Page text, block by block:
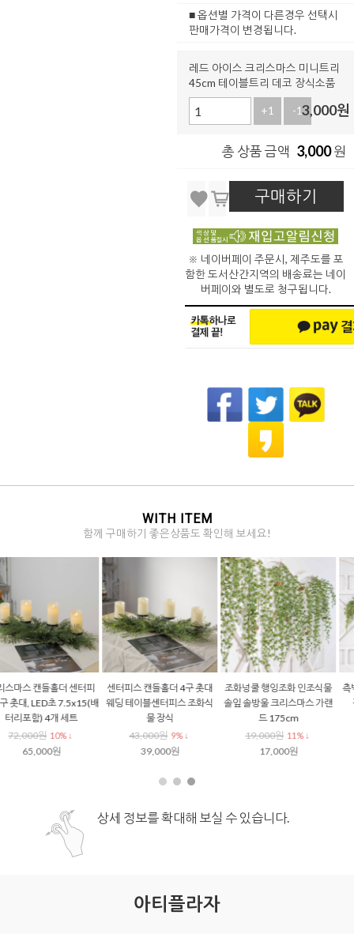
■ 옵션별 가격이 다른경우 선택시
판매가격이 변경됩니다.
레드 아이스 크리스마스 미니트리
45cm 테이블트리 데코 장식소품
+1 -13,000원
총 상품 금액 3,000원
구매하기
※ 네이버페이 주문시, 제주도를 포
함한 도서산간지역의 배송료는 네이
버페이와 별도로 청구됩니다.
WITH ITEM
함께 구매하기 좋은상품도 확인해 보세요!
센터피스 캔들홀더 4구 촛대
웨딩 테이블센터피스 조화식
물 장식
43,000원 9% ↓
39,000원
조화넝쿨 행잉조화 인조식물
솔잎 솔방울 크리스마스 가랜
드 175cm
19,000원 11% ↓
17,000원
측백나무 행잉조화 갈란드 벽
장식조화 스웨그 70cm
16,000원
12,000원
상세 정보를 확대해 보실 수 있습니다.
아티플라자